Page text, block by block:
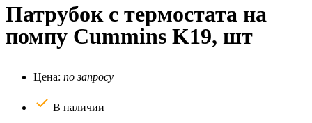
Патрубок с термостата на
помпу Cummins K19, шт
Цена: по запросу
В наличии